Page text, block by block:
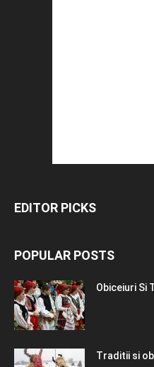
EDITOR PICKS
POPULAR POSTS
Obiceiuri Si
Traditii si